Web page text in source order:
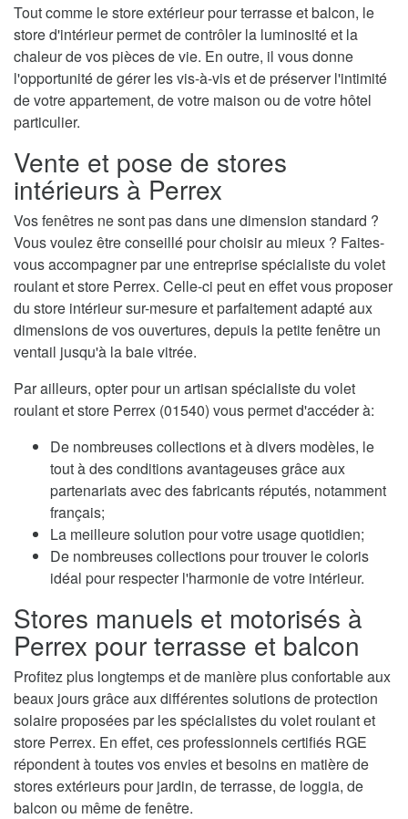
Tout comme le store extérieur pour terrasse et balcon, le
store d'intérieur permet de contrôler la luminosité et la
chaleur de vos pièces de vie. En outre, il vous donne
l'opportunité de gérer les vis-à-vis et de préserver l'intimité
de votre appartement, de votre maison ou de votre hôtel
particulier.
Vente et pose de stores
intérieurs à Perrex
Vos fenêtres ne sont pas dans une dimension standard ?
Vous voulez être conseillé pour choisir au mieux ? Faites-
vous accompagner par une entreprise spécialiste du volet
roulant et store Perrex. Celle-ci peut en effet vous proposer
du store intérieur sur-mesure et parfaitement adapté aux
dimensions de vos ouvertures, depuis la petite fenêtre un
ventail jusqu'à la baie vitrée.
Par ailleurs, opter pour un artisan spécialiste du volet
roulant et store Perrex (01540) vous permet d'accéder à:
De nombreuses collections et à divers modèles, le
tout à des conditions avantageuses grâce aux
partenariats avec des fabricants réputés, notamment
français;
La meilleure solution pour votre usage quotidien;
De nombreuses collections pour trouver le coloris
idéal pour respecter l'harmonie de votre intérieur.
Stores manuels et motorisés à
Perrex pour terrasse et balcon
Profitez plus longtemps et de manière plus confortable aux
beaux jours grâce aux différentes solutions de protection
solaire proposées par les spécialistes du volet roulant et
store Perrex. En effet, ces professionnels certifiés RGE
répondent à toutes vos envies et besoins en matière de
stores extérieurs pour jardin, de terrasse, de loggia, de
balcon ou même de fenêtre.